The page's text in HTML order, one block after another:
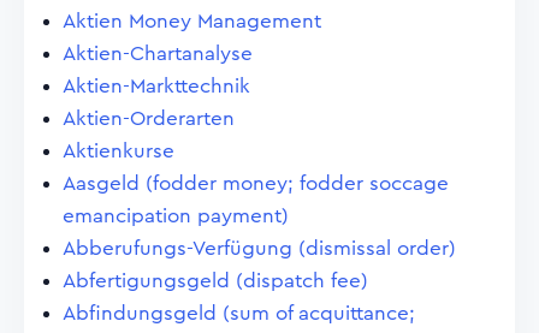
Aktien Money Management
Aktien-Chartanalyse
Aktien-Markttechnik
Aktien-Orderarten
Aktienkurse
Aasgeld (fodder money; fodder soccage
emancipation payment)
Abberufungs-Verfügung (dismissal order)
Abfertigungsgeld (dispatch fee)
Abfindungsgeld (sum of acquittance;